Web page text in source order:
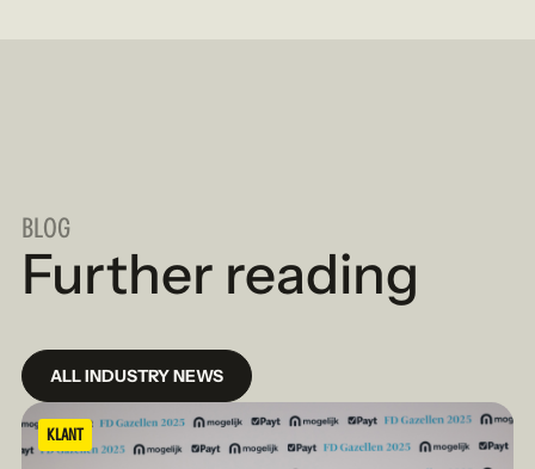
BLOG
Further reading
ALL INDUSTRY NEWS
KLANT